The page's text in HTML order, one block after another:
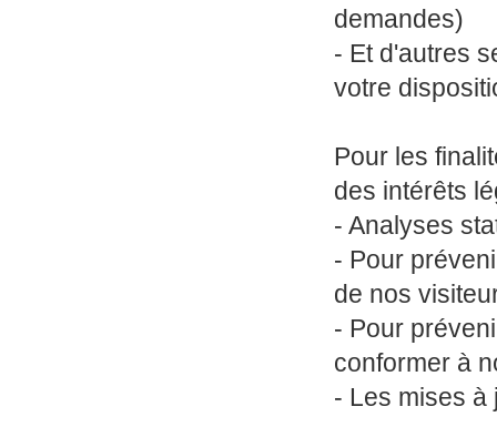
demandes)
- Et d'autres
votre
Pour les
des intérêts
- Analyses
- Pour
de nos
- Pour
conformer à
- Les mises à